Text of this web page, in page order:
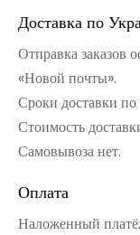
Доставка по
Отправка заказов
«Новой почты».
Сроки доставки
Стоимость
Самовывоза нет.
Оплата
Наложенный